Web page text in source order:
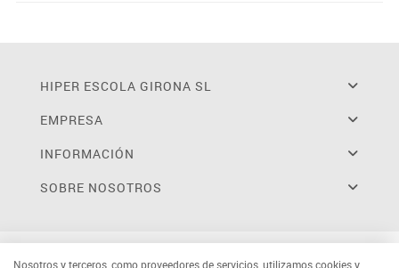
HIPER ESCOLA GIRONA SL
EMPRESA
INFORMACIÓN
SOBRE NOSOTROS
Nosotros y terceros, como proveedores de servicios, utilizamos cookies y